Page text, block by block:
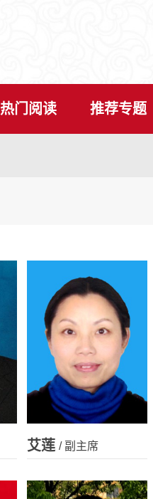
热门阅读 推荐专题
艾莲 / 副主席